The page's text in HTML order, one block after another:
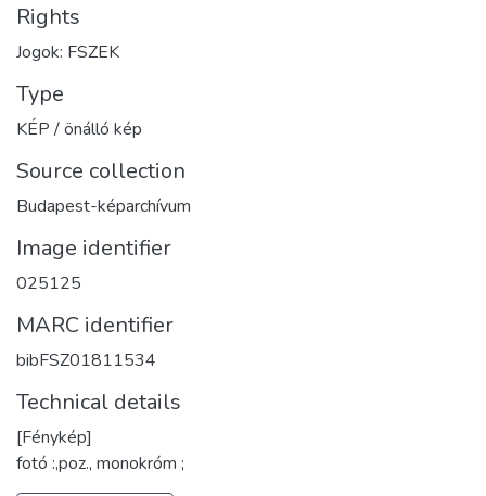
Rights
Jogok: FSZEK
Type
KÉP / önálló kép
Source collection
Budapest-képarchívum
Image identifier
025125
MARC identifier
bibFSZ01811534
Technical details
[Fénykép]
fotó :,poz., monokróm ;